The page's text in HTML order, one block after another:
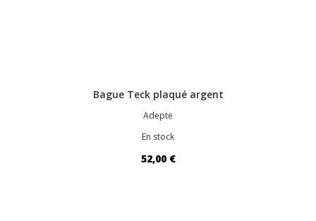
Bague Teck plaqué argent
Adepte
En stock
52,00 €